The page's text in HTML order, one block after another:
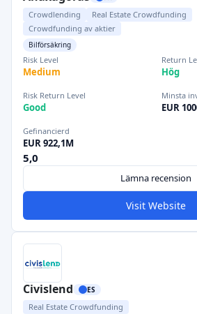
Crowdlending
Real Estate Crowdfunding
Crowdfunding av aktier
Bilförsäkring
Risk Level
Medium
Return
Hög
Risk Return Level
Good
Minsta
EUR
Gefinancierd
EUR 922,1M
5,0
Lämna recension
Visit Website
Civislend ES
Real Estate Crowdfunding